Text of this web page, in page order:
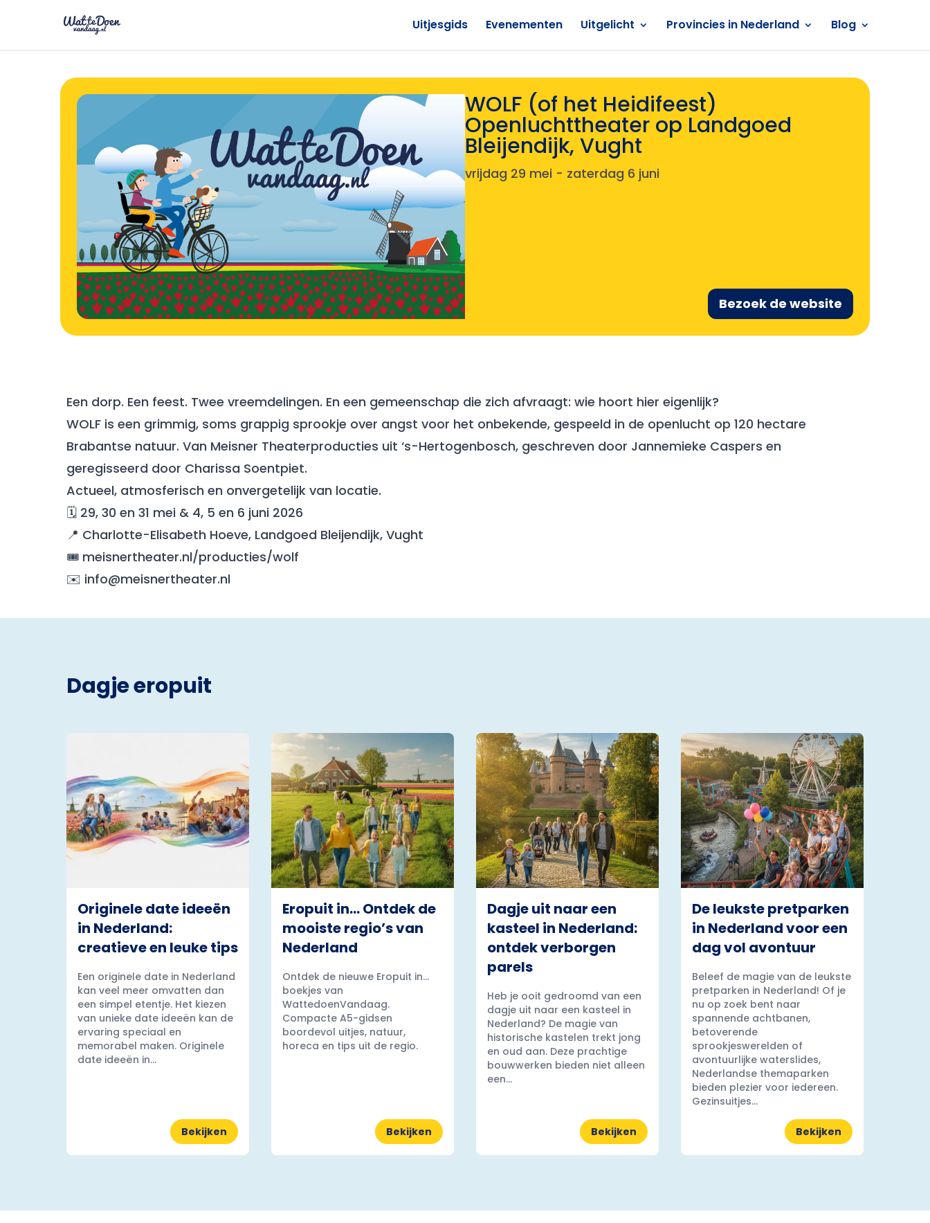
Uitjesgids Evenementen Uitgelicht Provincies in Nederland Blog
WOLF (of het Heidifeest)
Openluchttheater op Landgoed
Bleijendijk, Vught
vrijdag 29 mei - zaterdag 6 juni
Bezoek de website
Een dorp. Een feest. Twee vreemdelingen. En een gemeenschap die zich afvraagt: wie hoort hier eigenlijk?
WOLF is een grimmig, soms grappig sprookje over angst voor het onbekende, gespeeld in de openlucht op 120 hectare
Brabantse natuur. Van Meisner Theaterproducties uit ‘s-Hertogenbosch, geschreven door Jannemieke Caspers en
geregisseerd door Charissa Soentpiet.
Actueel, atmosferisch en onvergetelijk van locatie.
🗓 29, 30 en 31 mei & 4, 5 en 6 juni 2026
📍 Charlotte-Elisabeth Hoeve, Landgoed Bleijendijk, Vught
🎟 meisnertheater.nl/producties/wolf
✉️ info@meisnertheater.nl
Dagje eropuit
Originele date ideeën
in Nederland:
creatieve en leuke tips
Een originele date in Nederland
kan veel meer omvatten dan
een simpel etentje. Het kiezen
van unieke date ideeën kan de
ervaring speciaal en
memorabel maken. Originele
date ideeën in...
Bekijken
Eropuit in… Ontdek de
mooiste regio’s van
Nederland
Ontdek de nieuwe Eropuit in...
boekjes van
WattedoenVandaag.
Compacte A5-gidsen
boordevol uitjes, natuur,
horeca en tips uit de regio.
Bekijken
Dagje uit naar een
kasteel in Nederland:
ontdek verborgen
parels
Heb je ooit gedroomd van een
dagje uit naar een kasteel in
Nederland? De magie van
historische kastelen trekt jong
en oud aan. Deze prachtige
bouwwerken bieden niet alleen
een...
Bekijken
De leukste pretparken
in Nederland voor een
dag vol avontuur
Beleef de magie van de leukste
pretparken in Nederland! Of je
nu op zoek bent naar
spannende achtbanen,
betoverende
sprookjeswerelden of
avontuurlijke waterslides,
Nederlandse themaparken
bieden plezier voor iedereen.
Gezinsuitjes...
Bekijken